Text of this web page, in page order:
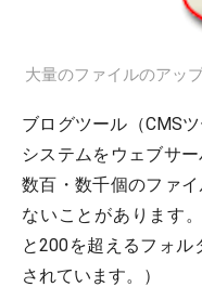
大量のファイルのアッ
ブログツール（CMS
システムをウェブサ
数百・数千個のファ
ないことがあります
と200を超えるフォ
されています。）